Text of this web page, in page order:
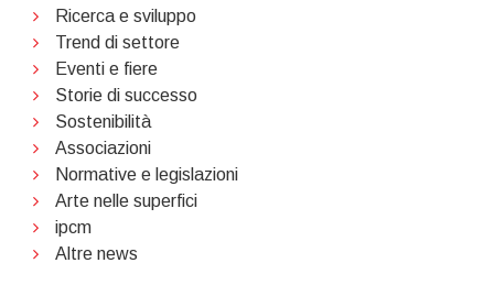
Ricerca e sviluppo
Trend di settore
Eventi e fiere
Storie di successo
Sostenibilità
Associazioni
Normative e legislazioni
Arte nelle superfici
ipcm
Altre news